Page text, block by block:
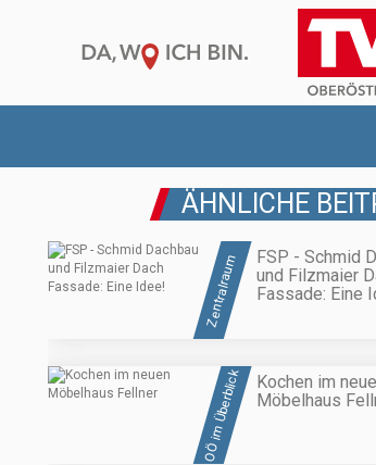
ÄHNLICHE
Zentralraum
FSP - Schmid
und Filzmaier
Fassade: Eine
OÖ im Überblick
Kochen im
Möbelhaus